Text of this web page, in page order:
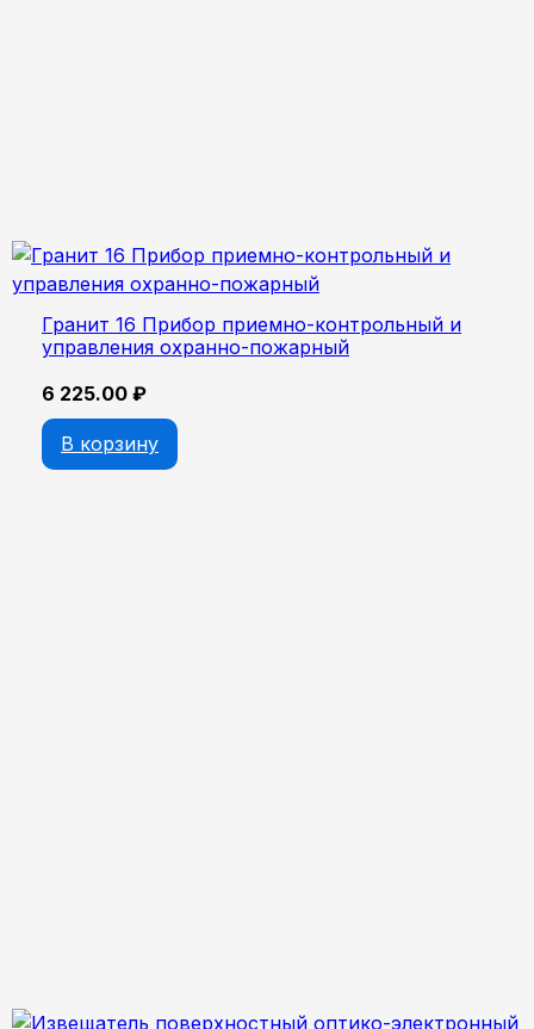
Гранит 16 Прибор приемно-контрольный и
управления охранно-пожарный
6 225.00 ₽
В корзину